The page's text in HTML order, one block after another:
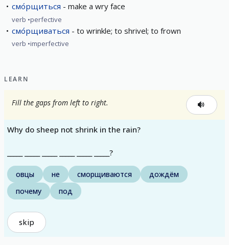
смо́рщиться make a wry face
verb perfective
смо́рщиваться to wrinkle; to shrivel; to frown
verb imperfective
LEARN
Fill the gaps from left to right.
Why do sheep not shrink in the rain?
_____ _____ _____ _____ _____ _____?
овцы не сморщиваются
дождём
почему
под
skip